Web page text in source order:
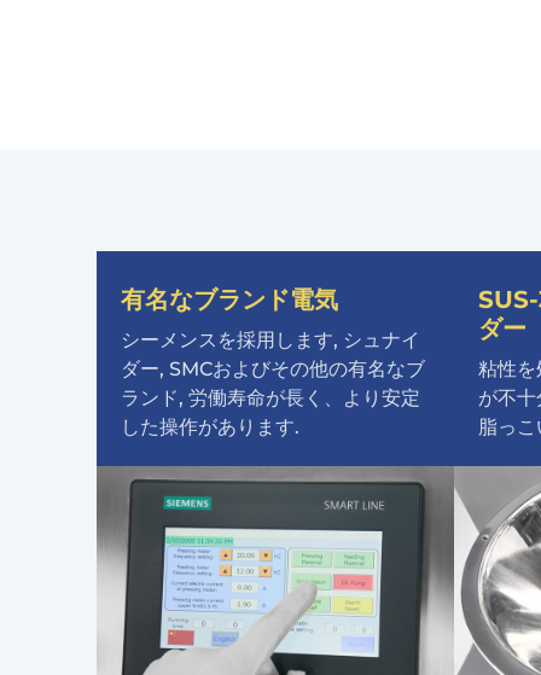
有名なブランド電気
シーメンスを採用します, シュナイ
ダー, SMCおよびその他の有名なブ
ランド, 労働寿命が長く、より安定
した操作があります.
ダー
粘性を
が不
脂っ